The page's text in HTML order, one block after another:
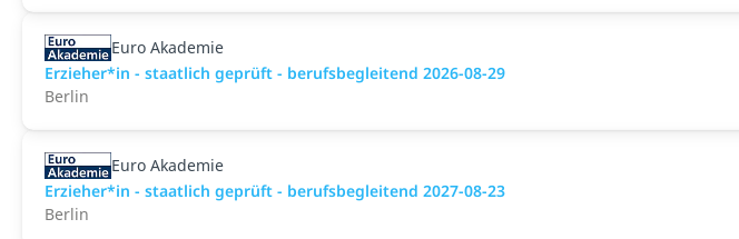
Euro Akademie
Erzieher*in - staatlich geprüft - berufsbegleitend 2026-08-29
Berlin
Euro Akademie
Erzieher*in - staatlich geprüft - berufsbegleitend 2027-08-23
Berlin